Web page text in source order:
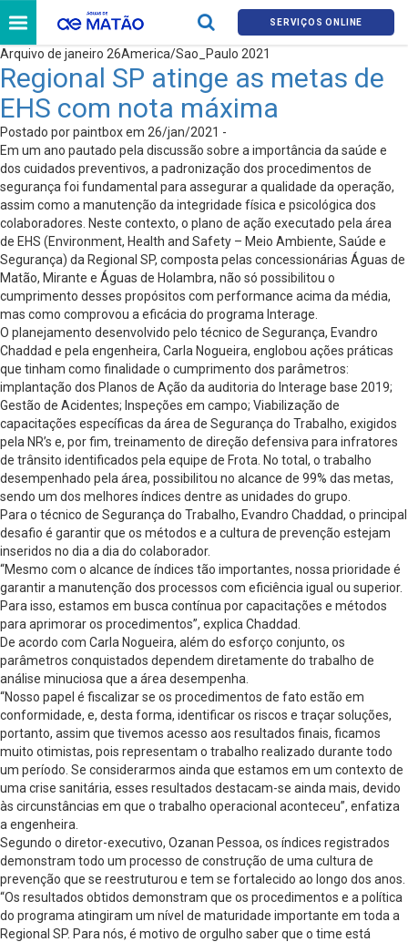
SERVIÇOS ONLINE
Arquivo de janeiro 26America/Sao_Paulo 2021
Regional SP atinge as metas de
EHS com nota máxima
Postado por paintbox em 26/jan/2021 -
Em um ano pautado pela discussão sobre a importância da saúde e
dos cuidados preventivos, a padronização dos procedimentos de
segurança foi fundamental para assegurar a qualidade da operação,
assim como a manutenção da integridade física e psicológica dos
colaboradores. Neste contexto, o plano de ação executado pela área
de EHS (Environment, Health and Safety – Meio Ambiente, Saúde e
Segurança) da Regional SP, composta pelas concessionárias Águas de
Matão, Mirante e Águas de Holambra, não só possibilitou o
cumprimento desses propósitos com performance acima da média,
mas como comprovou a eficácia do programa Interage.
O planejamento desenvolvido pelo técnico de Segurança, Evandro
Chaddad e pela engenheira, Carla Nogueira, englobou ações práticas
que tinham como finalidade o cumprimento dos parâmetros:
implantação dos Planos de Ação da auditoria do Interage base 2019;
Gestão de Acidentes; Inspeções em campo; Viabilização de
capacitações específicas da área de Segurança do Trabalho, exigidos
pela NR’s e, por fim, treinamento de direção defensiva para infratores
de trânsito identificados pela equipe de Frota. No total, o trabalho
desempenhado pela área, possibilitou no alcance de 99% das metas,
sendo um dos melhores índices dentre as unidades do grupo.
Para o técnico de Segurança do Trabalho, Evandro Chaddad, o principal
desafio é garantir que os métodos e a cultura de prevenção estejam
inseridos no dia a dia do colaborador.
“Mesmo com o alcance de índices tão importantes, nossa prioridade é
garantir a manutenção dos processos com eficiência igual ou superior.
Para isso, estamos em busca contínua por capacitações e métodos
para aprimorar os procedimentos”, explica Chaddad.
De acordo com Carla Nogueira, além do esforço conjunto, os
parâmetros conquistados dependem diretamente do trabalho de
análise minuciosa que a área desempenha.
“Nosso papel é fiscalizar se os procedimentos de fato estão em
conformidade, e, desta forma, identificar os riscos e traçar soluções,
portanto, assim que tivemos acesso aos resultados finais, ficamos
muito otimistas, pois representam o trabalho realizado durante todo
um período. Se considerarmos ainda que estamos em um contexto de
uma crise sanitária, esses resultados destacam-se ainda mais, devido
às circunstâncias em que o trabalho operacional aconteceu”, enfatiza
a engenheira.
Segundo o diretor-executivo, Ozanan Pessoa, os índices registrados
demonstram todo um processo de construção de uma cultura de
prevenção que se reestruturou e tem se fortalecido ao longo dos anos.
“Os resultados obtidos demonstram que os procedimentos e a política
do programa atingiram um nível de maturidade importante em toda a
Regional SP. Para nós, é motivo de orgulho saber que o time está